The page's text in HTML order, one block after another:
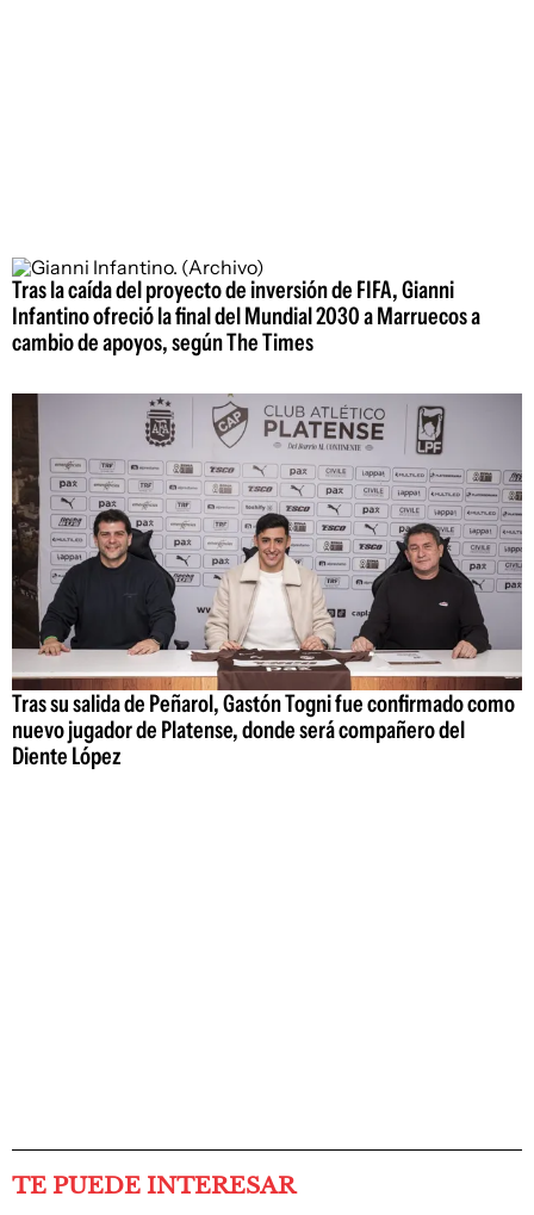
Tras la caída del proyecto de inversión de FIFA, Gianni
Infantino ofreció la final del Mundial 2030 a Marruecos a
cambio de apoyos, según The Times
Tras su salida de Peñarol, Gastón Togni fue confirmado como
nuevo jugador de Platense, donde será compañero del
Diente López
TE PUEDE INTERESAR